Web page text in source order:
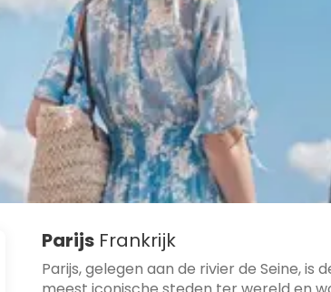
ParijsFrankrijk
Parijs, gelegen aan de rivier de Seine,